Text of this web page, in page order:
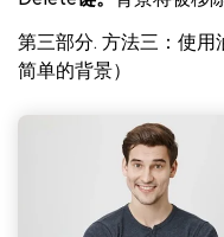
第三部分. 方法三：使
简单的背景）